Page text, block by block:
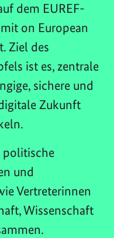
dem EUREF-
on European
Ziel des
ist es, zentrale
sichere und
Zukunft
politische
und
Vertreterinnen
Wissenschaft